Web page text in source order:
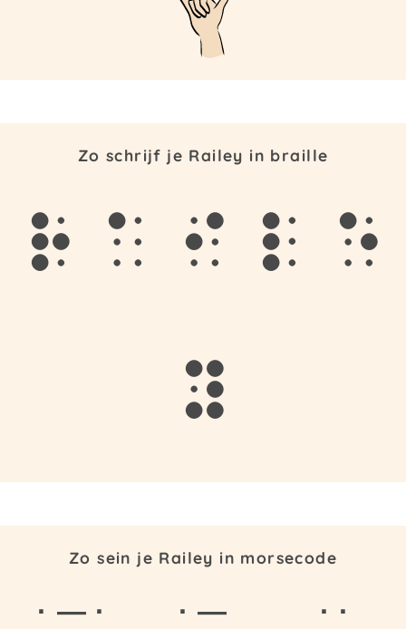
Zo schrijf je Railey in braille
r a i l e
y
Zo sein je Railey in morsecode
· — · · —
· ·